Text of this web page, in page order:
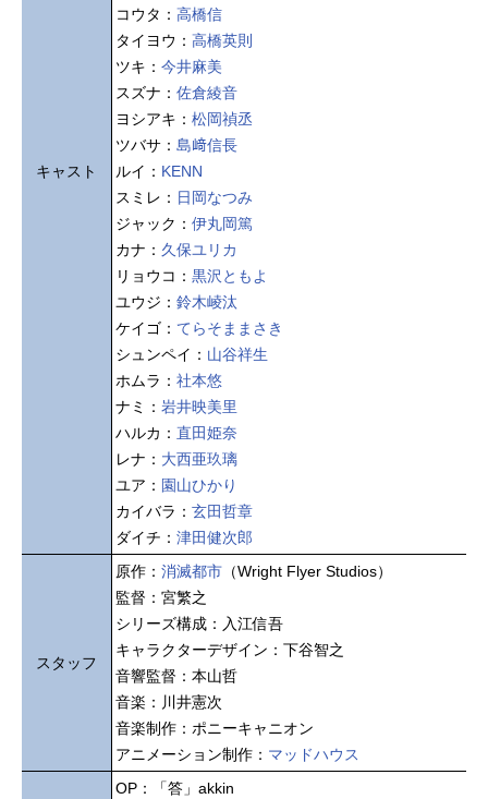
キャスト
コウタ： 高橋信
タイヨウ： 高橋英則
ツキ： 今井麻美
スズナ： 佐倉綾音
ヨシアキ： 松岡禎丞
ツバサ： 島﨑信長
ルイ： KENN
スミレ： 日岡なつみ
ジャック： 伊丸岡篤
カナ： 久保ユリカ
リョウコ： 黒沢ともよ
ユウジ： 鈴木崚汰
ケイゴ： てらそままさき
シュンペイ： 山谷祥生
ホムラ： 社本悠
ナミ： 岩井映美里
ハルカ： 直田姫奈
レナ： 大西亜玖璃
ユア： 園山ひかり
カイバラ： 玄田哲章
ダイチ： 津田健次郎
スタッフ
原作： 消滅都市 （Wright Flyer Studios）
監督：宮繁之
シリーズ構成：入江信吾
キャラクターデザイン：下谷智之
音響監督：本山哲
音楽：川井憲次
音楽制作：ポニーキャニオン
アニメーション制作： マッドハウス
OP：「答」akkin